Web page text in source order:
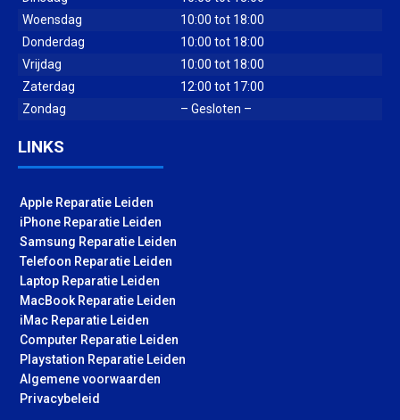
Woensdag
10:00 tot 18:00
Donderdag
10:00 tot 18:00
Vrijdag
10:00 tot 18:00
Zaterdag
12:00 tot 17:00
Zondag
– Gesloten –
LINKS
Apple Reparatie Leiden
iPhone Reparatie Leiden
Samsung Reparatie Leiden
Telefoon Reparatie Leiden
Laptop Reparatie Leiden
MacBook Reparatie Leiden
iMac Reparatie Leiden
Computer Reparatie Leiden
Playstation Reparatie Leiden
Algemene voorwaarden
Privacybeleid